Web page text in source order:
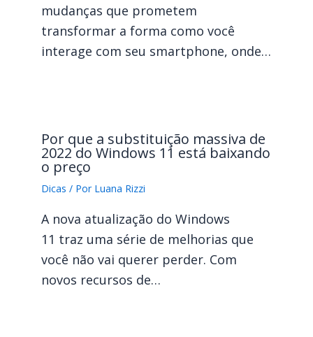
mudanças que prometem
transformar a forma como você
interage com seu smartphone, onde…
Por que a substituição massiva de
2022 do Windows 11 está baixando
o preço
Dicas / Por Luana Rizzi
A nova atualização do Windows
11 traz uma série de melhorias que
você não vai querer perder. Com
novos recursos de…